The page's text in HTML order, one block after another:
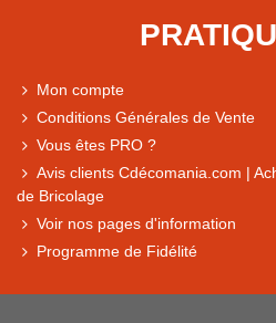
Express,
Mon compte
Conditions Générales de Vente
Vous êtes PRO ?
Avis clients Cdécomania.com |
de Bricolage
Voir nos pages d'information
Programme de Fidélité